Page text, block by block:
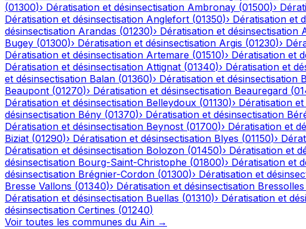
(01300)› Dératisation et désinsectisation Ambronay (01500)›
Dératisation et désinsectisation Anglefort (01350)› Dératisation et
désinsectisation Arandas (01230)› Dératisation et désinsectisation
Bugey (01300)› Dératisation et désinsectisation Argis (01230)›
Dératisation et désinsectisation Artemare (01510)› Dératisation et
Dératisation et désinsectisation Attignat (01340)› Dératisation et
et désinsectisation Balan (01360)› Dératisation et désinsectisation
Beaupont (01270)› Dératisation et désinsectisation Beauregard (
Dératisation et désinsectisation Belleydoux (01130)› Dératisation
désinsectisation Bény (01370)› Dératisation et désinsectisation
Dératisation et désinsectisation Beynost (01700)› Dératisation et
Biziat (01290)› Dératisation et désinsectisation Blyes (01150)›
Dératisation et désinsectisation Bolozon (01450)› Dératisation et
désinsectisation Bourg-Saint-Christophe (01800)› Dératisation et
désinsectisation Brégnier-Cordon (01300)› Dératisation et
Bresse Vallons (01340)› Dératisation et désinsectisation Bressolles
Dératisation et désinsectisation Buellas (01310)› Dératisation et
désinsectisation Certines (01240)
Voir toutes les communes du Ain →